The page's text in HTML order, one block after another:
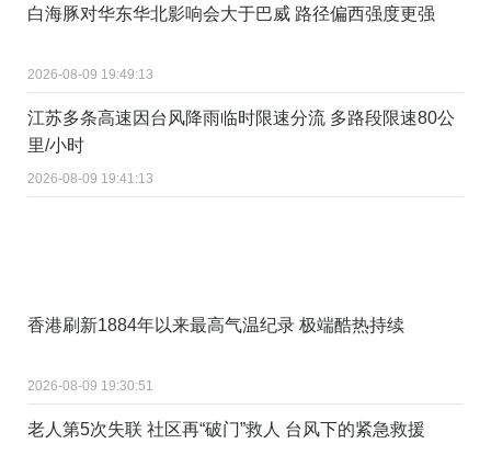
白海豚对华东华北影响会大于巴威 路径偏西强度更强
2026-08-09 19:49:13
江苏多条高速因台风降雨临时限速分流 多路段限速80公
里/小时
2026-08-09 19:41:13
香港刷新1884年以来最高气温纪录 极端酷热持续
2026-08-09 19:30:51
老人第5次失联 社区再“破门”救人 台风下的紧急救援